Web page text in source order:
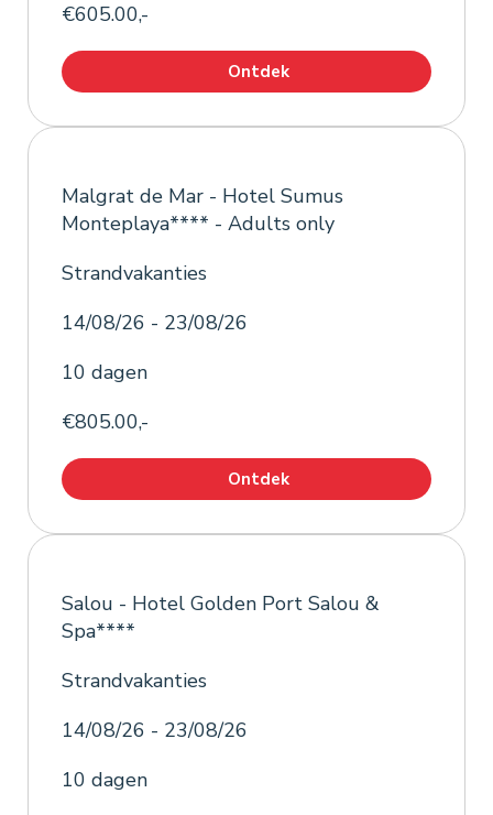
€605.00,-
Ontdek
Malgrat de Mar - Hotel Sumus
Monteplaya**** - Adults only
Strandvakanties
14/08/26 - 23/08/26
10 dagen
€805.00,-
Ontdek
Salou - Hotel Golden Port Salou &
Spa****
Strandvakanties
14/08/26 - 23/08/26
10 dagen